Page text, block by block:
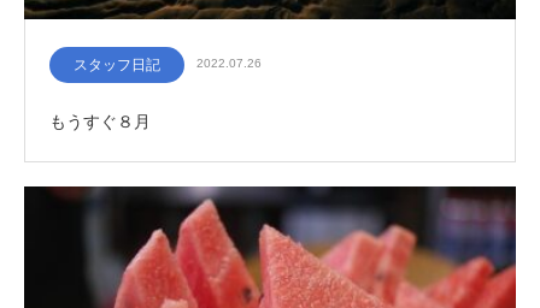
スタッフ日記 2022.07.26
もうすぐ８月